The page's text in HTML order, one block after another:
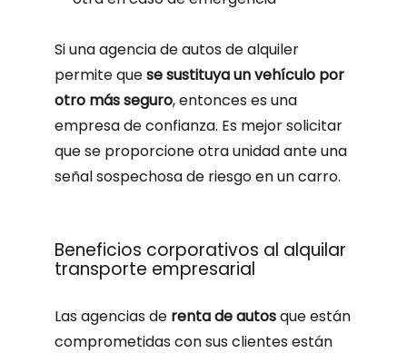
Si una agencia de autos de alquiler
permite quese sustituya un vehículo por
otro más seguro, entonces es una
empresa de confianza. Es mejor solicitar
que se proporcione otra unidad ante una
señal sospechosa de riesgo en un carro.
Beneficios corporativos al alquilar
transporte empresarial
Las agencias de renta de autosque están
comprometidas con sus clientes están